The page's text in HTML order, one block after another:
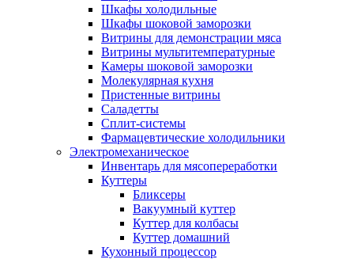
Шкафы холодильные
Шкафы шоковой заморозки
Витрины для демонстрации мяса
Витрины мультитемпературные
Камеры шоковой заморозки
Молекулярная кухня
Пристенные витрины
Саладетты
Сплит-системы
Фармацевтические холодильники
Электромеханическое
Инвентарь для мясопереработки
Куттеры
Бликсеры
Вакуумный куттер
Куттер для колбасы
Куттер домашний
Кухонный процессор